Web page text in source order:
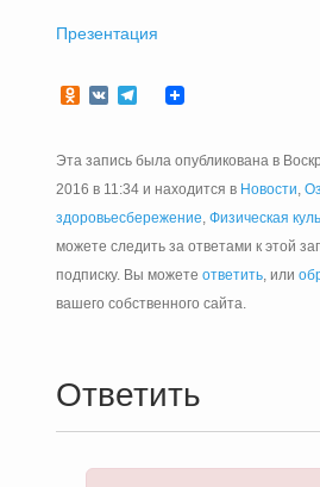
Презентация
Odnoklassniki
VKTelegram
Эта запись была опубликована в
2016 в 11:34 и находится в Новости,
здоровьесбережение, Физическая
можете следить за ответами к этой
подписку. Вы можете ответить, или
вашего собственного сайта.
Ответить